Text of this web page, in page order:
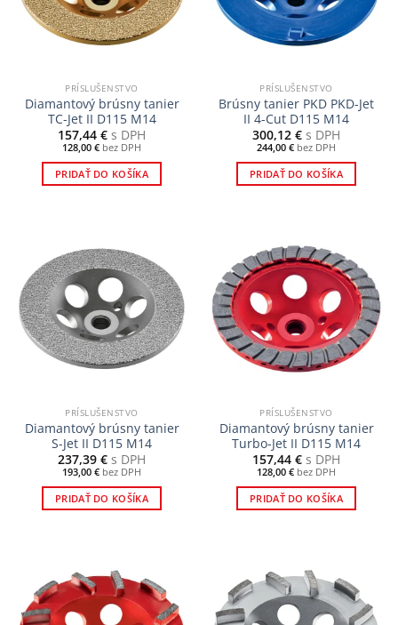
PRÍSLUŠENSTVO
Diamantový brúsny tanier
TC-Jet II D115 M14
157,44 € s DPH
128,00 € bez DPH
PRIDAŤ DO KOŠÍKA
PRÍSLUŠENSTVO
Brúsny tanier PKD PKD-Jet
II 4-Cut D115 M14
300,12 € s DPH
244,00 € bez DPH
PRIDAŤ DO KOŠÍKA
PRÍSLUŠENSTVO
Diamantový brúsny tanier
S-Jet II D115 M14
237,39 € s DPH
193,00 € bez DPH
PRIDAŤ DO KOŠÍKA
PRÍSLUŠENSTVO
Diamantový brúsny tanier
Turbo-Jet II D115 M14
157,44 € s DPH
128,00 € bez DPH
PRIDAŤ DO KOŠÍKA